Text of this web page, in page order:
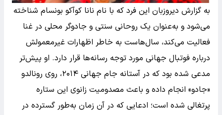
به گزارش دیروزبان این فرد که با نام نانا کوآکو بونسام شناخته
می‌شود و به‌عنوان یک روحانی سنتی و جادوگر محلی در غنا
فعالیت می‌کند، سال‌هاست به خاطر اظهارات غیرمعمولش
درباره فوتبال جهانی مورد توجه رسانه‌ها قرار دارد. او پیش‌تر
مدعی شده بود که در آستانه جام جهانی ۲۰۱۴، روی رونالدو
«جادو» انجام داده و باعث مصدومیت زانوی این ستاره
پرتغالی شده است؛ ادعایی که در آن زمان به‌طور گسترده در